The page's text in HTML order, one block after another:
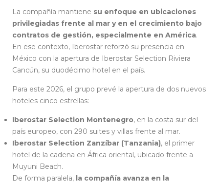
La compañía mantiene su enfoque en ubicaciones
privilegiadas frente al mar y en el crecimiento bajo
contratos de gestión, especialmente en América.
En ese contexto, Iberostar reforzó su presencia en
México con la apertura de Iberostar Selection Riviera
Cancún, su duodécimo hotel en el país.
Para este 2026, el grupo prevé la apertura de dos nuevos
hoteles cinco estrellas:
Iberostar Selection Montenegro, en la costa sur del
país europeo, con 290 suites y villas frente al mar.
Iberostar Selection Zanzíbar (Tanzania), el primer
hotel de la cadena en África oriental, ubicado frente a
Muyuni Beach.
De forma paralela, la compañía avanza en la